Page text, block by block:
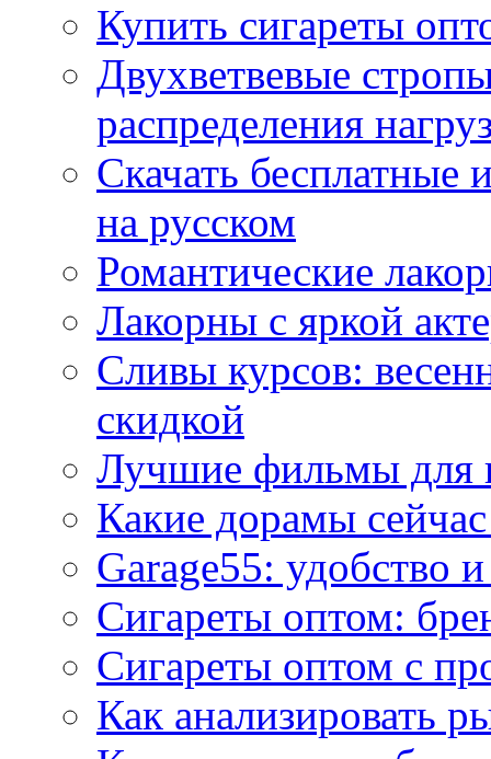
Купить сигареты
Двухветвевые
распределения
Скачать
на русском
Романтические
Лакорны с яркой
Сливы курсов:
скидкой
Лучшие фильмы для
Какие дорамы
Garage55: удобство
Сигареты оптом:
Сигареты оптом с
Как анализировать